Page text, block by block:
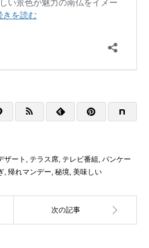
ザート , テラス席, テレビ番組 , パンケー
, 帰れマンデー, 秘境, 美味しい